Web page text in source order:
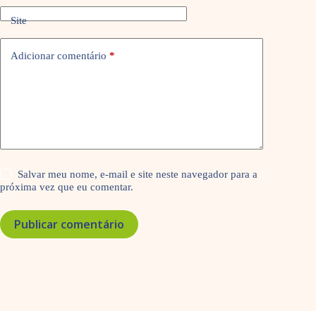
Site
Adicionar comentário *
Salvar meu nome, e-mail e site neste navegador para a
próxima vez que eu comentar.
Publicar comentário